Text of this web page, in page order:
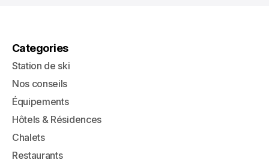
Categories
Station de ski
Nos conseils
Équipements
Hôtels & Résidences
Chalets
Restaurants